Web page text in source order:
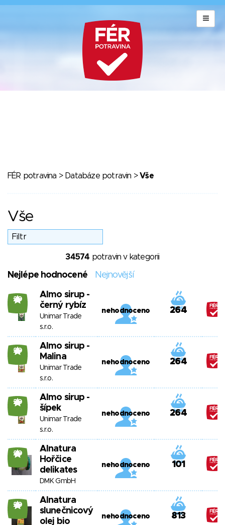
FÉR potravina > Databáze potravin >Vše
Vše
34574 potravin v kategorii
Nejlépe hodnocené Nejnovější
20
Almo sirup -
černý rybíz
Unimar Trade
s.r.o.
nehodnoceno 264
20
Almo sirup -
Malina
Unimar Trade
s.r.o.
nehodnoceno 264
20
Almo sirup -
šípek
Unimar Trade
s.r.o.
nehodnoceno 264
20
Alnatura
Hořčice
delikates
DMK GmbH
nehodnoceno 101
20
Alnatura
slunečnicový
olej bio
nehodnoceno 813